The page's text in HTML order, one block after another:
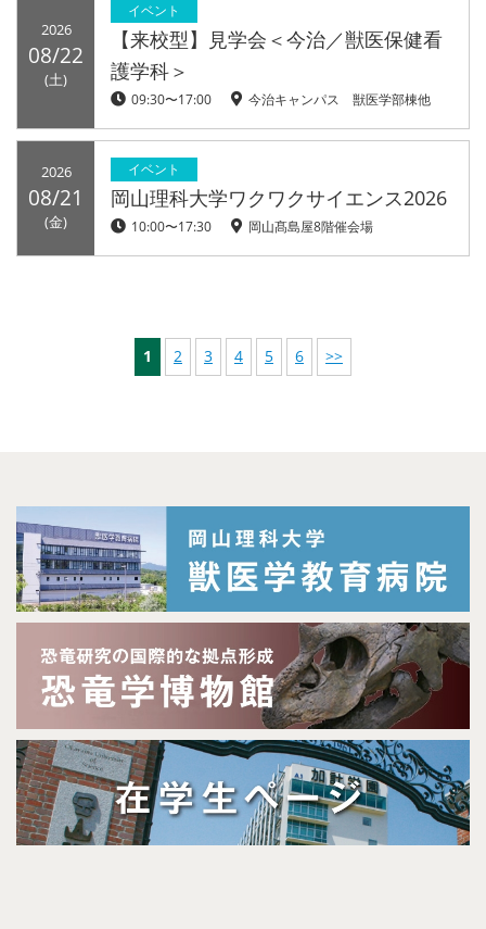
2026
08/22
(土)
イベント
【来校型】見学会＜今治／獣医保健看
護学科＞
09:30〜17:00 今治キャンパス 獣医学部棟他
2026
08/21
(金)
イベント
岡山理科大学ワクワクサイエンス2026
10:00〜17:30 岡山髙島屋8階催会場
1 2 3 4 5 6 >>